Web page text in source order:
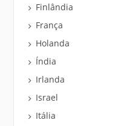
Finlândia
França
Holanda
Índia
Irlanda
Israel
Itália